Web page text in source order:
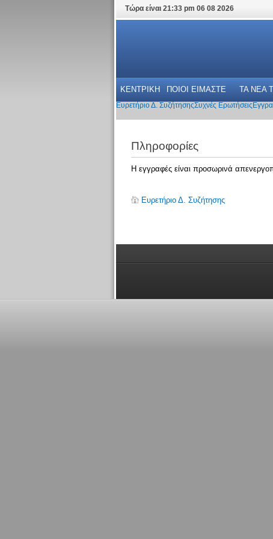
Τώρα είναι 21:33 pm 06 08 2026
ΚΕΝΤΡΙΚΗ ΠΟΙΟΙ ΕΙΜΑΣΤΕ ΤΑ ΝΕΑ
Ευρετήριο Δ. ΣυζήτησηςΣυχνές Ερωτήσεις
Πληροφορίες
Η εγγραφές είναι προσωρινά
Ευρετήριο Δ. Συζήτησης